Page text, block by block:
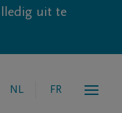
uit te
NL FR